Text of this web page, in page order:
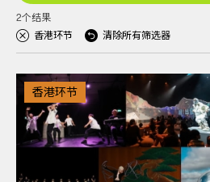
2个结果
香港环节
清除所有筛选器
香港环节